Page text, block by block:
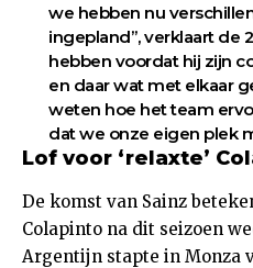
we hebben nu
ingepland”, verklaart de
hebben voordat hij zijn
en daar wat met elkaar
weten hoe het team
dat we onze eigen plek
Lof voor ‘relaxte’
De komst van Sainz
Colapinto na dit seizoen
Argentijn stapte in Monza